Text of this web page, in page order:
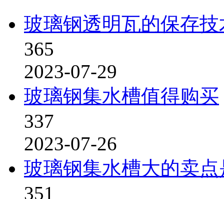
玻璃钢透明瓦的保存技
365
2023-07-29
玻璃钢集水槽值得购买
337
2023-07-26
玻璃钢集水槽大的卖
351